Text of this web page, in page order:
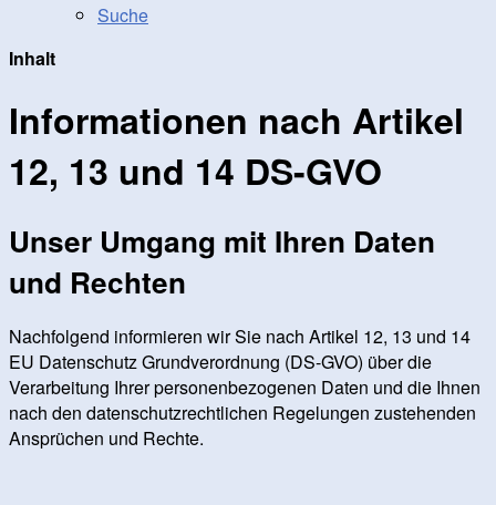
Suche
Inhalt
Informationen nach Artikel
12, 13 und 14 DS-GVO
Unser Umgang mit Ihren Daten
und Rechten
Nachfolgend informieren wir Sie nach Artikel 12, 13 und 14
EU Datenschutz Grundverordnung (DS-GVO) über die
Verarbeitung Ihrer personenbezogenen Daten und die Ihnen
nach den datenschutzrechtlichen Regelungen zustehenden
Ansprüchen und Rechte.